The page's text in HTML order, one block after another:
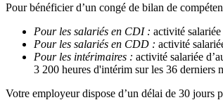
Pour bénéficier d’un congé de bilan de
Pour les salariés en CDI : activité
Pour les salariés en CDD : activité
Pour les intérimaires : activité salariée
3 200 heures d'intérim sur les 36 derniers
Votre employeur dispose d’un délai de 30 jours